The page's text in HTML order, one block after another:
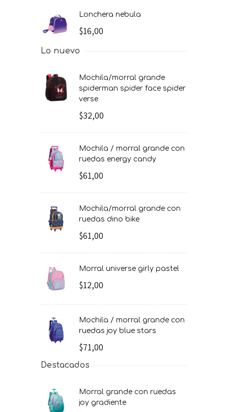
lonchera nebula
$16,00
Lo nuevo
mochila/morral grande
spiderman spider face spider
verse
$32,00
mochila / morral grande con
ruedas energy candy
$61,00
mochila/morral grande con
ruedas dino bike
$61,00
morral universe girly pastel
$12,00
mochila / morral grande con
ruedas joy blue stars
$71,00
Destacados
morral grande con ruedas
joy gradiente